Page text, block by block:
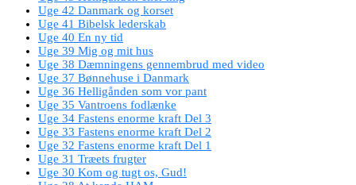
Uge 42 Danmark og korset
Uge 41 Bibelsk lederskab
Uge 40 En ny tid
Uge 39 Mig og mit hus
Uge 38 Dæmningens gennembrud med video
Uge 37 Bønnehuse i Danmark
Uge 36 Helligånden som vor pant
Uge 35 Vantroens fodlænke
Uge 34 Fastens enorme kraft Del 3
Uge 33 Fastens enorme kraft Del 2
Uge 32 Fastens enorme kraft Del 1
Uge 31 Træets frugter
Uge 30 Kom og tugt os, Gud!